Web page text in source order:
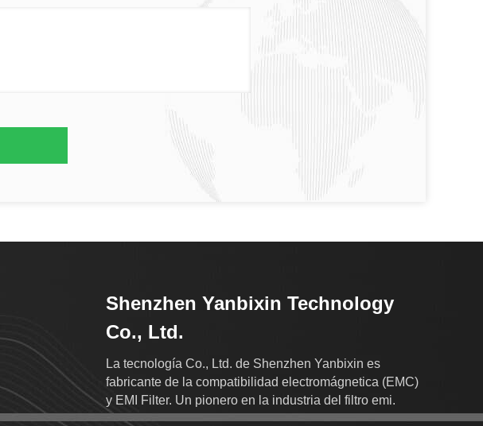
Shenzhen Yanbixin Technology
Co., Ltd.
La tecnología Co., Ltd. de Shenzhen Yanbixin es
fabricante de la compatibilidad electromágnetica (EMC)
y EMI Filter. Un pionero en la industria del filtro emi.